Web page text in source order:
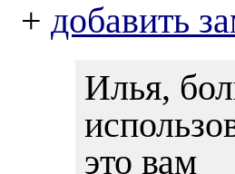
+ добавить
Илья,
это вам